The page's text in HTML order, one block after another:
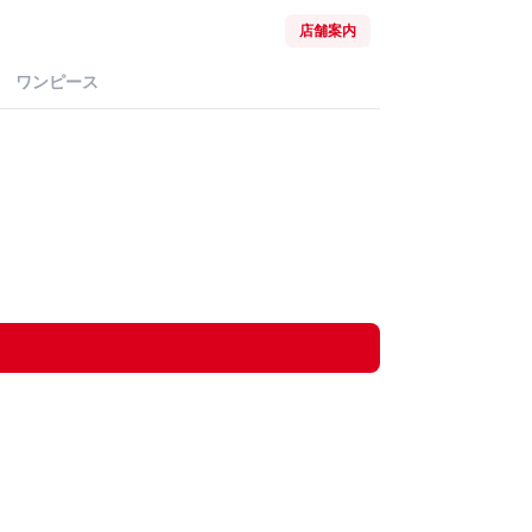
店舗案内
ワンピース